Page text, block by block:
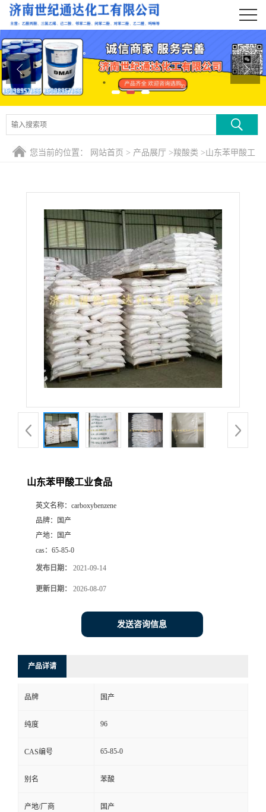
公司首页
公司介绍
公司动态
产品展厅
证书荣誉
您当前的位置： 网站首页 > 产品展厅 >羧酸类 >山东苯甲酸工
山东苯甲酸工业食品
英文名称： carboxybenzene
品牌：
国产
产地：
国产
cas： 65-85-0
发布日期： 2021-09-14
更新日期： 2026-08-07
发送咨询信息
产品详请
品牌 国产
纯度 96
CAS编号 65-85-0
别名 苯酸
产地/厂商 国产